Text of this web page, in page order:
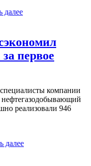
далее
первое
компании
реализовали 946
далее